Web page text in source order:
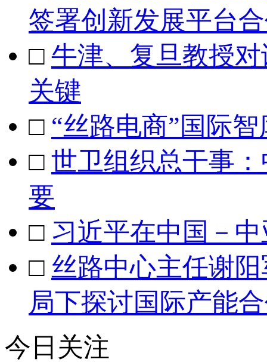
签署创新发展平台
□ 牛津、复旦教授
关键
□ “丝路电商”国际
□ 世卫组织总干事
要
□ 习近平在中国－
□ 丝路中心主任谢
局下探讨国际产能
今日关注